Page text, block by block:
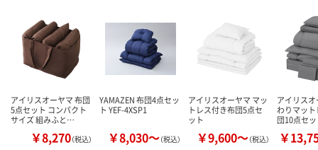
カゴへ カゴへ
アイリスオーヤマ 布団
5点セット コンパクト
サイズ 組みふと…
￥8,270（税込）
YAMAZEN 布団4点セッ
ト YEF-4XSP1
￥8,030～（税込）
アイリスオーヤマ マッ
トレス付き布団5点セ
ット
￥9,600～（税込）
アイリス
わりマッ
団10点セ
￥